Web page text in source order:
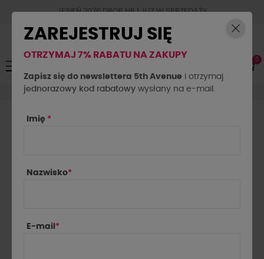
JESIEŃ 2026 DROP NR.1 JUZ W SPRZEDAŻY
Toggle
navigation
☰ 0
Marynarki Marynarki krótkie
ZAREJESTRUJ SIĘ
OTRZYMAJ 7% RABATU NA ZAKUPY
Zapisz się do newslettera 5th Avenue i otrzymaj
jednorazowy kod rabatowy wysłany na e-mail.
Imię *
Nazwisko*
E-mail *